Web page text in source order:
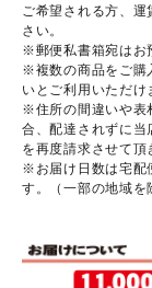
ご希望される方、
さい。
※郵便私書箱宛はお
※複数の商品をご購
いとご利用いただけ
※住所の間違いや表
合、配達されずに当
を再度請求させて頂
※お届け日数は宅配
す。（一部の地域を